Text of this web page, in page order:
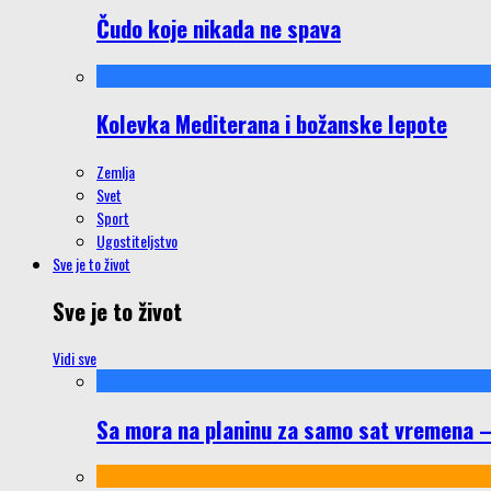
Čudo koje nikada ne spava
Kolevka Mediterana i božanske lepote
Zemlja
Svet
Sport
Ugostiteljstvo
Sve je to život
Sve je to život
Vidi sve
Sa mora na planinu za samo sat vremena